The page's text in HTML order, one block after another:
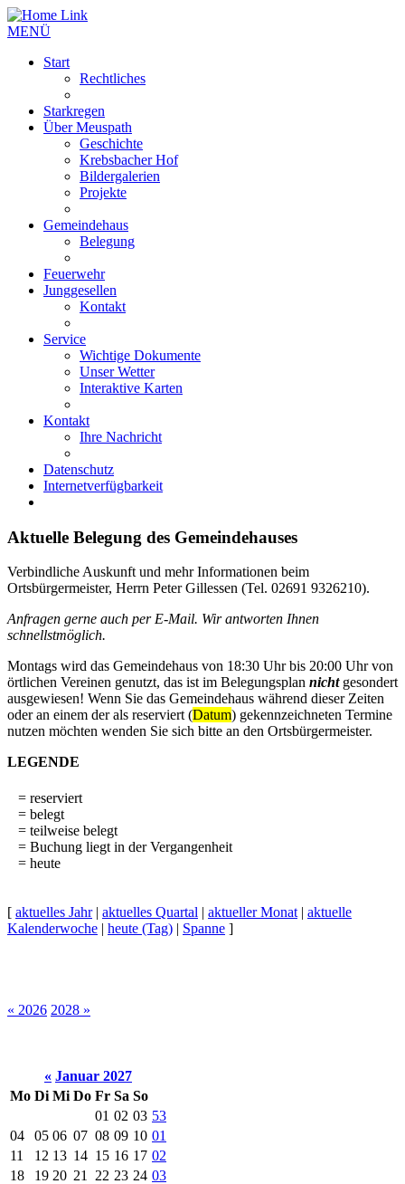
MENÜ
Start
Rechtliches
Starkregen
Über Meuspath
Geschichte
Krebsbacher Hof
Bildergalerien
Projekte
Gemeindehaus
Belegung
Feuerwehr
Junggesellen
Kontakt
Service
Wichtige Dokumente
Unser Wetter
Interaktive Karten
Kontakt
Ihre Nachricht
Datenschutz
Internetverfügbarkeit
Aktuelle Belegung des Gemeindehauses
Verbindliche Auskunft und mehr Informationen beim
Ortsbürgermeister, Herrn Peter Gillessen (Tel. 02691 9326210).
Anfragen gerne auch per E-Mail. Wir antworten Ihnen
schnellstmöglich.
Montags wird das Gemeindehaus von 18:30 Uhr bis 20:00 Uhr von
örtlichen Vereinen genutzt, das ist im Belegungsplan nichtgesondert
ausgewiesen! Wenn Sie das Gemeindehaus während dieser Zeiten
oder an einem der als reserviert (Datum) gekennzeichneten Termine
nutzen möchten wenden Sie sich bitte an den Ortsbürgermeister.
LEGENDE
= reserviert
= belegt
= teilweise belegt
= Buchung liegt in der Vergangenheit
= heute
[ aktuelles Jahr| aktuelles Quartal | aktueller Monat | aktuelle
Kalenderwoche | heute (Tag) | Spanne ]
« 2026 2028 »
« Januar 2027
Mo Di Mi Do Fr Sa So
01 02 03 53
04
05 06 07 08 09 10 01
11
12 13 14 15 16 17 02
18
19 20 21 22 23 24 03